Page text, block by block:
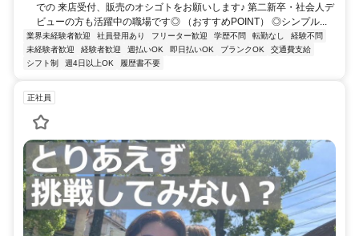
での 来店受付、販売のオシゴトをお願いします♪ 第二新卒・社会人デ
ビューの方も活躍中の職場です◎ （おすすめPOINT） ◎シンプル...
業界未経験者歓迎 社員登用あり フリーター歓迎 学歴不問 転勤なし
経験不問
未経験者歓迎
経験者歓迎 週払いOK 即日払いOK ブランクOK
交通費支給
シフト制
週4日以上OK 履歴書不要
正社員